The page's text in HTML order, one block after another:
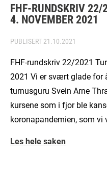
FHF-RUNDSKRIV
4. NOVEMBER 2021
PUBLISERT 21.10.2021
FHF-rundskriv 22/2021
2021 Vi er svært glade for
turnusguru Svein Arne
kursene som i fjor ble
koronapandemien, som vi
Les hele saken